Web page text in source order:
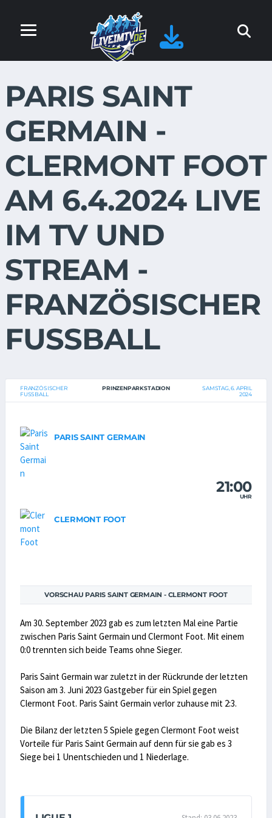
PARIS SAINT
GERMAIN -
CLERMONT FOOT
AM 6.4.2024 LIVE
IM TV UND
STREAM -
FRANZÖSISCHER
FUSSBALL
FRANZÖSISCHER
FUSSBALL
PRINZENPARKSTADION
SAMSTAG, 6. APRIL
2024
PARIS SAINT GERMAIN
21:00
UHR
CLERMONT FOOT
VORSCHAU PARIS SAINT GERMAIN - CLERMONT FOOT
Am 30. September 2023 gab es zum letzten Mal eine Partie
zwischen Paris Saint Germain und Clermont Foot. Mit einem
0:0 trennten sich beide Teams ohne Sieger.
Paris Saint Germain war zuletzt in der Rückrunde der letzten
Saison am 3. Juni 2023 Gastgeber für ein Spiel gegen
Clermont Foot. Paris Saint Germain verlor zuhause mit 2:3.
Die Bilanz der letzten 5 Spiele gegen Clermont Foot weist
Vorteile für Paris Saint Germain auf denn für sie gab es 3
Siege bei 1 Unentschieden und 1 Niederlage.